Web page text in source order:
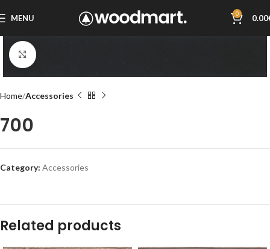
MENU 0 0.00
Click to enlarge
Home Accessories
700
Category: Accessories
Related products